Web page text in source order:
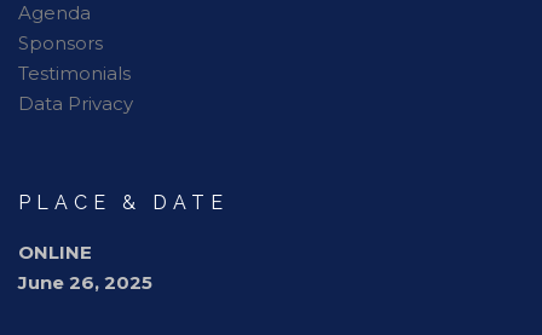
Agenda
Sponsors
Testimonials
Data Privacy
PLACE & DATE
ONLINE
June 26, 2025